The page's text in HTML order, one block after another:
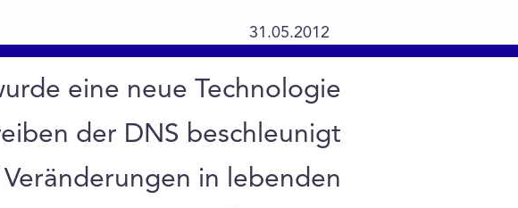
31.05.2012
eine neue Technologie
der DNS beschleunigt
in lebenden